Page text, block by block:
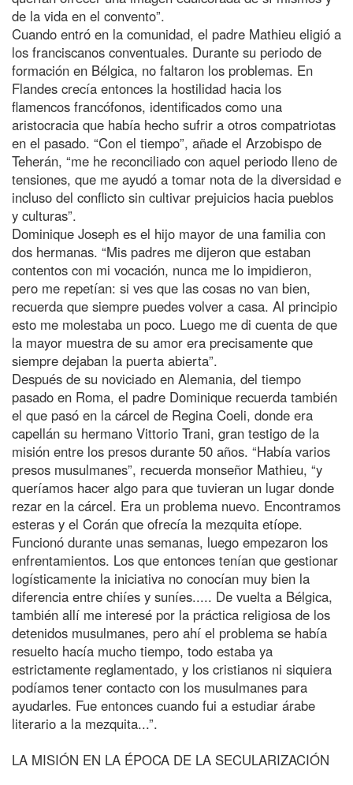
de la vida en el convento”.
Cuando entró en la comunidad, el padre Mathieu eligió a
los franciscanos conventuales. Durante su periodo de
formación en Bélgica, no faltaron los problemas. En
Flandes crecía entonces la hostilidad hacia los
flamencos francófonos, identificados como una
aristocracia que había hecho sufrir a otros compatriotas
en el pasado. “Con el tiempo”, añade el Arzobispo de
Teherán, “me he reconciliado con aquel periodo lleno de
tensiones, que me ayudó a tomar nota de la diversidad e
incluso del conflicto sin cultivar prejuicios hacia pueblos
y culturas”.
Dominique Joseph es el hijo mayor de una familia con
dos hermanas. “Mis padres me dijeron que estaban
contentos con mi vocación, nunca me lo impidieron,
pero me repetían: si ves que las cosas no van bien,
recuerda que siempre puedes volver a casa. Al principio
esto me molestaba un poco. Luego me di cuenta de que
la mayor muestra de su amor era precisamente que
siempre dejaban la puerta abierta”.
Después de su noviciado en Alemania, del tiempo
pasado en Roma, el padre Dominique recuerda también
el que pasó en la cárcel de Regina Coeli, donde era
capellán su hermano Vittorio Trani, gran testigo de la
misión entre los presos durante 50 años. “Había varios
presos musulmanes”, recuerda monseñor Mathieu, “y
queríamos hacer algo para que tuvieran un lugar donde
rezar en la cárcel. Era un problema nuevo. Encontramos
esteras y el Corán que ofrecía la mezquita etíope.
Funcionó durante unas semanas, luego empezaron los
enfrentamientos. Los que entonces tenían que gestionar
logísticamente la iniciativa no conocían muy bien la
diferencia entre chiíes y suníes..... De vuelta a Bélgica,
también allí me interesé por la práctica religiosa de los
detenidos musulmanes, pero ahí el problema se había
resuelto hacía mucho tiempo, todo estaba ya
estrictamente reglamentado, y los cristianos ni siquiera
podíamos tener contacto con los musulmanes para
ayudarles. Fue entonces cuando fui a estudiar árabe
literario a la mezquita...”.
LA MISIÓN EN LA ÉPOCA DE LA SECULARIZACIÓN